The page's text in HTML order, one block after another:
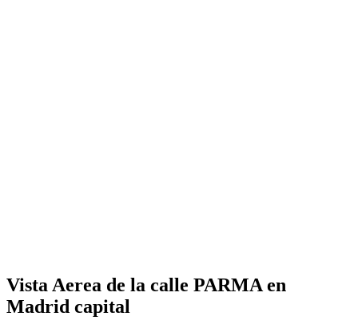
Vista Aerea de la calle PARMA en
Madrid capital